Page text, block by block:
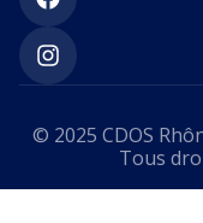
© 2025 CDOS
Tous